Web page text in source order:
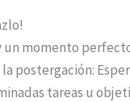
postergación:
tareas u